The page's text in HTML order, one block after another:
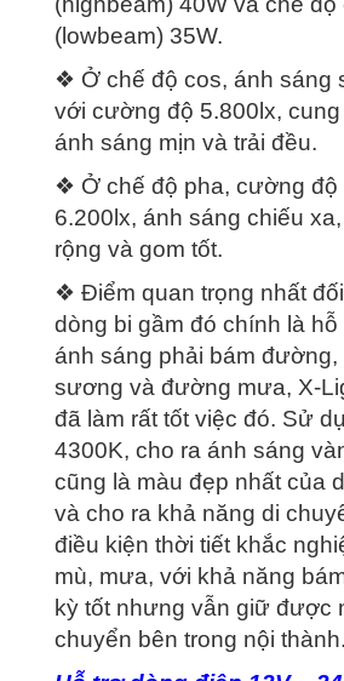
(lowbeam) 35W.
❖ Ở chế độ cos, ánh sáng
với cường độ 5.800lx,
ánh sáng mịn và trải đều.
❖ Ở chế độ pha, cường độ
6.200lx, ánh sáng chiếu
rộng và gom tốt.
❖ Điểm quan trọng nhất
dòng bi gầm đó chính là
ánh sáng phải bám đường,
sương và đường mưa, X-
đã làm rất tốt việc đó. Sử
4300K, cho ra ánh sáng
cũng là màu đẹp nhất của
và cho ra khả năng di
điều kiện thời tiết khắc
mù, mưa, với khả năng
kỳ tốt nhưng vẫn giữ được
chuyển bên trong nội thành.